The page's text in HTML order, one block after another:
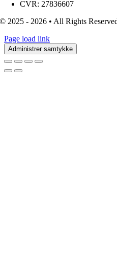
CVR: 27836607
© 2025 - 2026 • All Rights
Page load link
Administrer samtykke